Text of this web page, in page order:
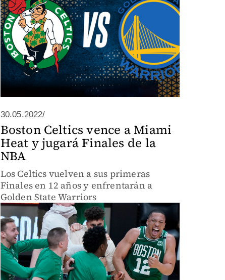
30.05.2022/
Boston Celtics vence a Miami
Heat y jugará Finales de la
NBA
Los Celtics vuelven a sus primeras
Finales en 12 años y enfrentarán a
Golden State Warriors